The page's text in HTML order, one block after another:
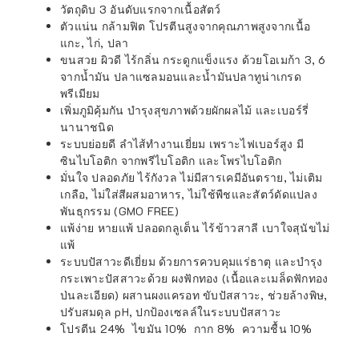
วัตถุดิบ 3 อันดับแรกจากเนื้อสัตว์
ตัวแน่น กล้ามฟิต โปรตีนสูงจากคุณภาพสูงจากเนื้อ
แกะ, ไก่, ปลา
ขนสวย ผิวดี ไร้กลิ่น กระดูกแข็งแรง ด้วยโอเมก้า 3, 6
จากน้ำมัน ปลาแซลมอนและน้ำมันปลาทูน่าเกรด
พรีเมียม
เพิ่มภูมิคุ้มกัน บำรุงสุขภาพด้วยผักผลไม้ และเบอร์รี่
นานาชนิด
ระบบย่อยดี ลำไส้ทำงานเยี่ยม เพราะไฟเบอร์สูง มี
ซินไบโอติก จากพรีไบโอติก และโพรไบโอติก
มั่นใจ ปลอดภัย ไร้กังวล ไม่มีสารเคมีอันตราย, ไม่เติม
เกลือ, ไม่ใส่สีผสมอาหาร, ไม่ใช้พืชและสัตว์ดัดแปลง
พันธุกรรม (GMO FREE)
แพ้ง่าย หายแพ้ ปลอดกลูเต็น ไร้ข้าวสาลี เบาใจสุนัขไม่
แพ้
ระบบปัสาวะดีเยี่ยม ด้วยการควบคุมแร่ธาตุ และบำรุง
กระเพาะปัสสาวะด้วย ผงฟักทอง (เนื้อและเมล็ดฟักทอง
ป่นละเอียด) ผสานผงแครอท ขับปัสสาวะ, ช่วยล้างพิษ,
ปรับสมดุล pH, ปกป้องเซลล์ในระบบปัสสาวะ
โปรตีน 24% ไขมัน 10% กาก 8% ความชื้น 10%